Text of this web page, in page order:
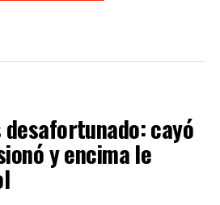
cayó
y encima le